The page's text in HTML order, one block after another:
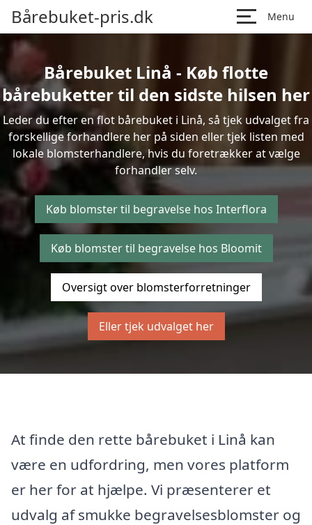
Bårebuket-pris.dk Menu
Bårebuket Linå - Køb flotte
bårebuketter til den sidste hilsen her
Leder du efter en flot bårebuket i Linå, så tjek udvalget fra
forskellige forhandlere her på siden eller tjek listen med
lokale blomsterhandlere, hvis du foretrækker at vælge
forhandler selv.
Køb blomster til begravelse hos Interflora
Køb blomster til begravelse hos Bloomit
Oversigt over blomsterforretninger
Eller tjek udvalget her
At finde den rette bårebuket i Linå kan
være en udfordring, men vores platform
er her for at hjælpe. Vi præsenterer et
udvalg af smukke begravelsesblomster og